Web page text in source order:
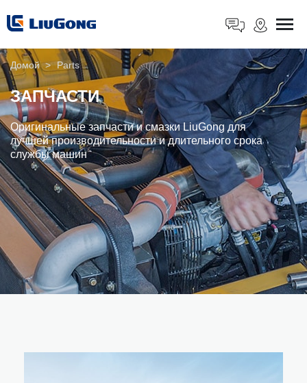
Домой > Parts
ЗАПЧАСТИ
Оригинальные запчасти и смазки LiuGong для
лучшей производительности и длительного срока
службы машин